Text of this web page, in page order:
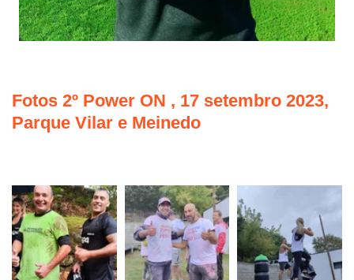
Fotos 2º Power ON , 17 setembro 2023,
Parque Vilar e Meinedo